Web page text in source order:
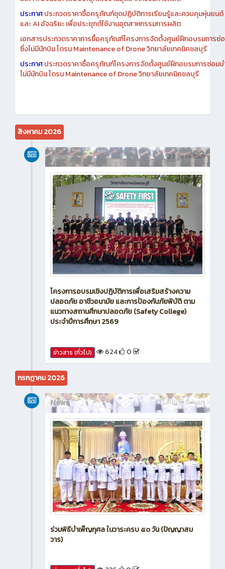
ประกาศประกวดราคาซื้อครุภัณฑ์ชุดปฏิบัติการเรียนรู้และควบคุมหุ่นยน
และ AI อัจฉริยะ เพื่อประยุกต์ใช้งานอุตสาหกรรมการผลิต
เอกสารประกวดราคาการซื้อครุภัณฑ์โครงการจัดตั้งศูนย์ฝึกอบรมการซ่
ซึ่งไม่มีนักบิน โดรน Maintenance of Drone วิทยาลัยเทคนิคชลบุรี
ประกาศประกวดราคาซื้อครุภัณฑ์โครงการจัดตั้งศูนย์ฝึกอบรมการซ่อมบ
ไม่มีนักบิน โดรน Maintenance of Drone วิทยาลัยเทคนิคชลบุรี
สิงหาคม 2026
3 วัน ที่ผ่านมา
News
โครงการอบรมเชิงปฏิบัติการเพื่อเสริมสร้างความ
ปลอดภัย อาชีวอนามัย และการป้องกันภัยพิบัติ ตาม
แนวทางสถานศึกษาปลอดภัย (Safety College)
ประจำปีการศึกษา 2569
ข่าวสาร (ทั่วไป) 624 0
กรกฎาคม 2026
1 สัปดาห์ ที่ผ่านมา
News
ร่วมพิธีบำเพ็ญกุศล ในวาระครบ ๕๐ วัน (ปัญญาสม
วาร)